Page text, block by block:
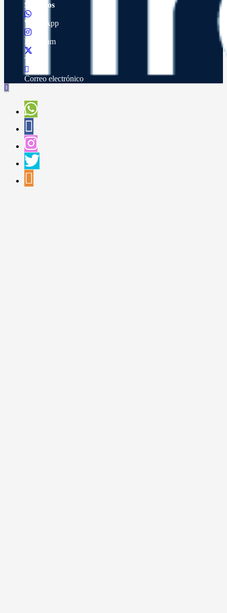
Síguenos
WhatsApp
Instagram
Twitter
Correo electrónico